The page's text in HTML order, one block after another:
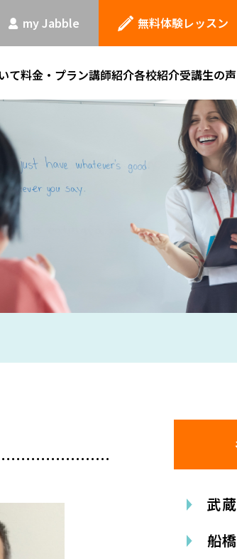
my Jabble 無料体験レッスン
て料金・プラン講師紹介各校紹介受講生の声
武
船